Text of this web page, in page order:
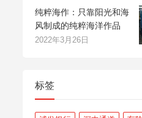
纯粹海作：只靠阳光和海
风制成的纯粹海洋作品
2022年3月26日
标签